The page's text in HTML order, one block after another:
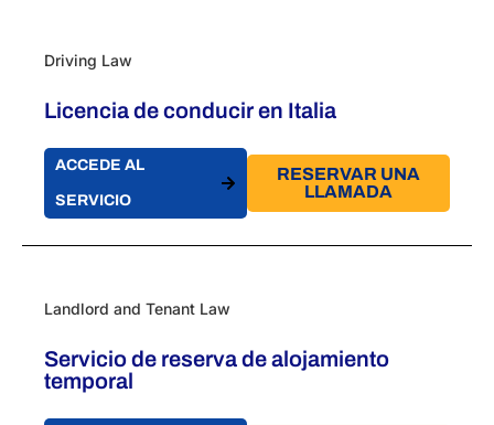
Driving Law
Licencia de conducir en Italia
ACCEDE AL
SERVICIO
RESERVAR UNA
LLAMADA
Landlord and Tenant Law
Servicio de reserva de alojamiento
temporal